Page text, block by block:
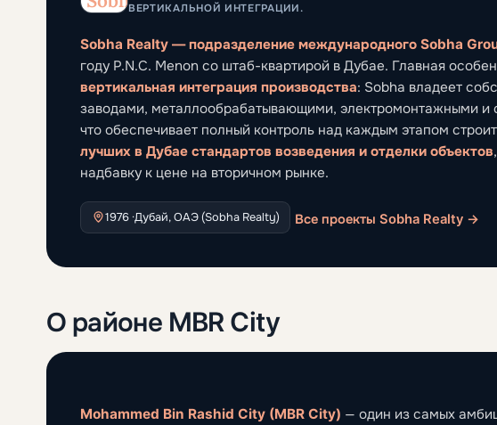
ВЕРТИКАЛЬНОЙ ИНТЕГРАЦИИ.
Sobha Realty — подразделение международного Sobha
году P.N.C. Menon со штаб-квартирой в Дубае. Главная
вертикальная интеграция производства: Sobha владеет
заводами, металлообрабатывающими, электромонтажными и
что обеспечивает полный контроль над каждым этапом
лучших в Дубае стандартов возведения и отделки объектов
надбавку к цене на вторичном рынке.
1976 ·Дубай, ОАЭ (Sobha Realty) Все проекты Sobha Realty →
О районе MBR City
Mohammed Bin Rashid City (MBR City) — один из самых